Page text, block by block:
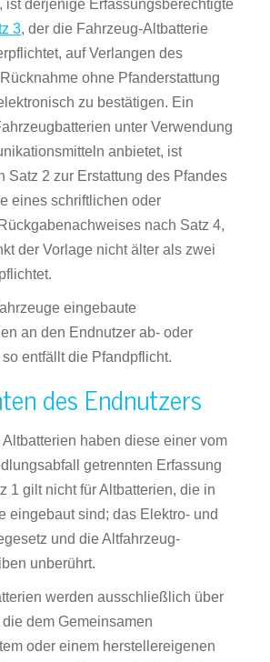
ist derjenige Erfassungsberechtigte
3, der die Fahrzeug-Altbatterie
auf Verlangen des
ohne Pfanderstattung
zu bestätigen. Ein
unter Verwendung
anbietet, ist
Satz 2 zur Erstattung des Pfandes
eines schriftlichen oder
nach Satz 4,
der Vorlage nicht älter als zwei
eingebaute
an den Endnutzer ab- oder
entfällt die Pfandpflicht.
des Endnutzers
Altbatterien haben diese einer vom
getrennten Erfassung
1 gilt nicht für Altbatterien, die in
eingebaut sind; das Elektro- und
und die Altfahrzeug-
unberührt.
werden ausschließlich über
dem Gemeinsamen
oder einem herstellereigenen